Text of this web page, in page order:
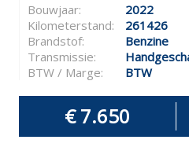
Bouwjaar:
2022
Kilometerstand:
261426
Brandstof:
Benzine
Transmissie:
BTW / Marge:
BTW
€ 7.650